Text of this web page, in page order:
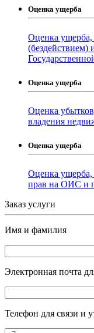
Оценка ущерба
Оценка ущерба,
(бездействием)
Оценка ущерба
Оценка
владения
Оценка ущерба
Оценка ущерба,
прав на ОИС и
Заказ услуги
Имя и фамилия
Электронная почта
Телефон для связи и